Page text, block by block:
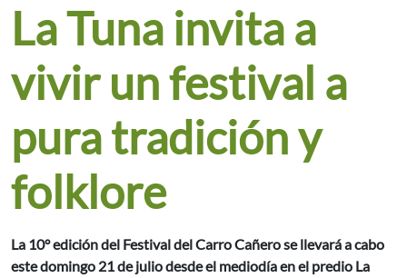
La Tuna invita a
vivir un festival a
pura tradición y
folklore
La 10° edición del Festival del Carro Cañero se llevará a cabo
este domingo 21 de julio desde el mediodía en el predio La